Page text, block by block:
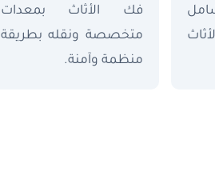
فك الأثاث بمعدات
متخصصة ونقله بطريقة
منظمة وآمنة.